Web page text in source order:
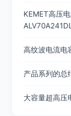
KEMET高压
高纹波电流电
产品系列的总
大容量超高压